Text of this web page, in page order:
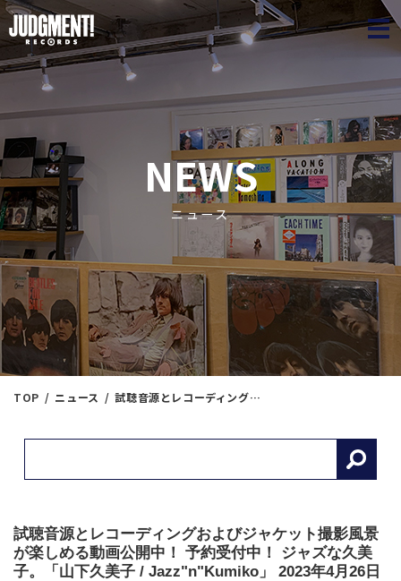
NEWS
ニュース
TOP ニュース 試聴音源とレコーディングおよびジャケット撮影風景が楽しめる動画公開中！ 予約受付中！ ジャズな久美子。「山下久美子 / Jazz"n"Kumiko」 2023年4月26日発売
試聴音源とレコーディングおよびジャケット撮影風景
が楽しめる動画公開中！ 予約受付中！ ジャズな久美
子。「山下久美子 / Jazz"n"Kumiko」 2023年4月26日